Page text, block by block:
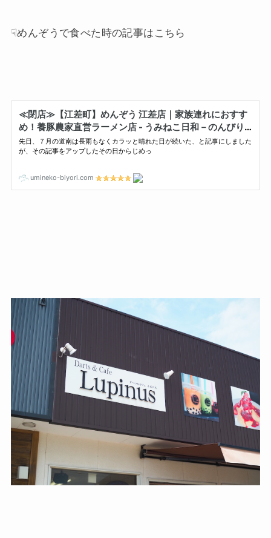
☟めんぞうで食べた時の記事はこちら